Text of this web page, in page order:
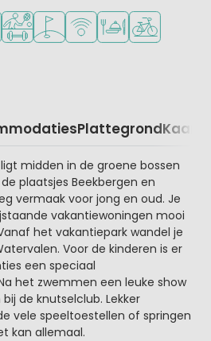
voor jonge kinderen
Veel mogelijkheden om te sporten
Golfbaan in de buurt
WiFi beschikbaar
Restaurant of
Fietsverhuur
PlattegrondKaart
midden in de groene bossen
plaatsjes Beekbergen en
vermaak voor jong en oud. Je
vakantiewoningen mooi
het vakantiepark wandel je
Voor de kinderen is er
een speciaal
het zwemmen een leuke show
de knutselclub. Lekker
vele speeltoestellen of springen
kan allemaal.